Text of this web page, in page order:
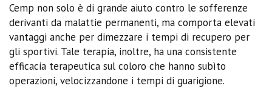
Cemp non solo è di grande aiuto contro le sofferenze
derivanti da malattie permanenti, ma comporta elevati
vantaggi anche per dimezzare i tempi di recupero per
gli sportivi. Tale terapia, inoltre, ha una consistente
efficacia terapeutica sul coloro che hanno subìto
operazioni, velocizzandone i tempi di guarigione.